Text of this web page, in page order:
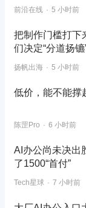
前沿在线 5 小时前
把制作门槛打下
们决定“分道扬镳
扬帆出海 5 小时前
低价，能不能撑
陈罡Pro 6 小时前
AI办公尚未决出
了1500“首付”
Tech星球 7 小时前